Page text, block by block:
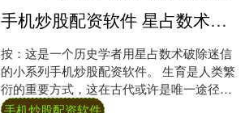
手机炒股配资软件 星占数术︱“数”控生育：秦汉时期胎儿性别占卜与转换方术
按：这是一个历史学者用星占数术破除迷信
的小系列手机炒股配资软件。 生育是人类繁
衍的重要方式，这在古代或许是唯一途径，
它被裹上神秘面纱，或吞鸟卵，或踏巨人足
手机炒股配资软件